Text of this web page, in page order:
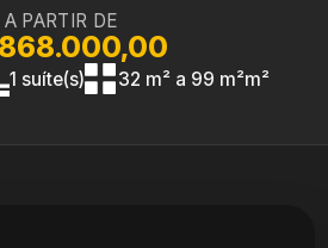
A PARTIR DE
1 suíte(s) 32 m² a 99 m²m²